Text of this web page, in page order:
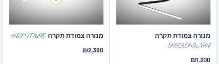
מנורה צמודת תקרה
SERPINA
מחיר
₪1,300
מנורה צמודת תקרה ASTRÉO
מחיר
₪2,390